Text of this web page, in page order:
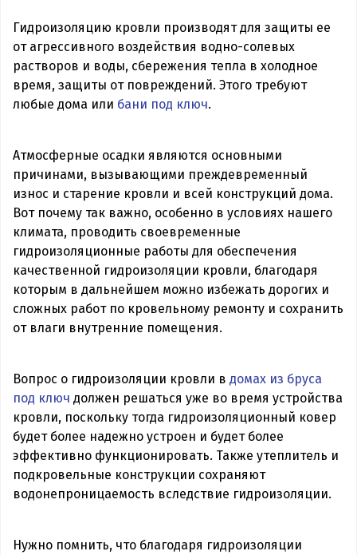
Гидроизоляцию кровли производят для защиты ее
от агрессивного воздействия водно-солевых
растворов и воды, сбережения тепла в холодное
время, защиты от повреждений. Этого требуют
любые дома или бани под ключ.
Атмосферные осадки являются основными
причинами, вызывающими преждевременный
износ и старение кровли и всей конструкций дома.
Вот почему так важно, особенно в условиях нашего
климата, проводить своевременные
гидроизоляционные работы для обеспечения
качественной гидроизоляции кровли, благодаря
которым в дальнейшем можно избежать дорогих и
сложных работ по кровельному ремонту и сохранить
от влаги внутренние помещения.
Вопрос о гидроизоляции кровли в домах из бруса
под ключ должен решаться уже во время устройства
кровли, поскольку тогда гидроизоляционный ковер
будет более надежно устроен и будет более
эффективно функционировать. Также утеплитель и
подкровельные конструкции сохраняют
водонепроницаемость вследствие гидроизоляции.
Нужно помнить, что благодаря гидроизоляции